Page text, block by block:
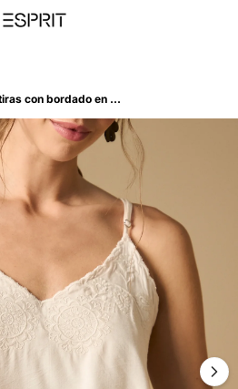
Camisa de tiras con bordado en escote - Crudo